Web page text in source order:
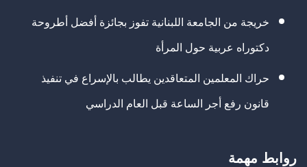
خريجة من الجامعة اللبنانية تفوز بجائزة أفضل أطروحة
دكتوراه عربية حول المرأة
حراك المعلمين المتعاقدين يطالب بالإسراع في تنفيذ
قانون رفع أجر الساعة قبل العام الدراسي
روابط مهمة